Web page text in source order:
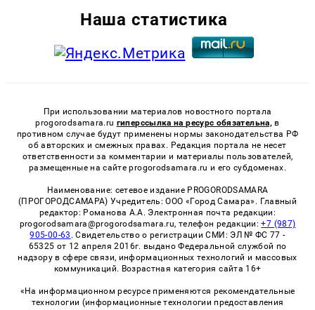
Наша статистика
При использовании материалов новостного портала
progorodsamara.ru гиперссылка на ресурс обязательна, в
противном случае будут применены нормы законодательства РФ
об авторских и смежных правах. Редакция портала не несет
ответственности за комментарии и материалы пользователей,
размещенные на сайте progorodsamara.ru и его субдоменах.
Наименование: сетевое издание PROGORODSAMARA
(ПРОГОРОДСАМАРА) Учредитель: ООО «Город Самара». Главный
редактор: Романова А.А. Электронная почта редакции:
progorodsamara@progorodsamara.ru, телефон редакции:+7 (987)
905-00-63 . Свидетельство о регистрации СМИ: ЭЛ № ФС 77 -
65325 от 12 апреля 2016г. выдано Федеральной службой по
надзору в сфере связи, информационных технологий и массовых
коммуникаций. Возрастная категория сайта 16+
«На информационном ресурсе применяются рекомендательные
технологии (информационные технологии предоставления